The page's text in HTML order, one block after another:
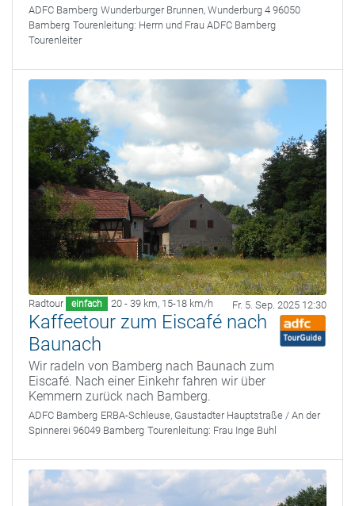
ADFC Bamberg Wunderburger Brunnen, Wunderburg 4 96050
Bamberg Tourenleitung: Herrn und Frau ADFC Bamberg
Tourenleiter
Radtour einfach 20 - 39 km, 15-18 km/h Fr. 5. Sep. 2025 12:30
Kaffeetour zum Eiscafé nach
Baunach
Wir radeln von Bamberg nach Baunach zum
Eiscafé. Nach einer Einkehr fahren wir über
Kemmern zurück nach Bamberg.
ADFC Bamberg ERBA-Schleuse, Gaustadter Hauptstraße / An der
Spinnerei 96049 Bamberg Tourenleitung: Frau Inge Buhl